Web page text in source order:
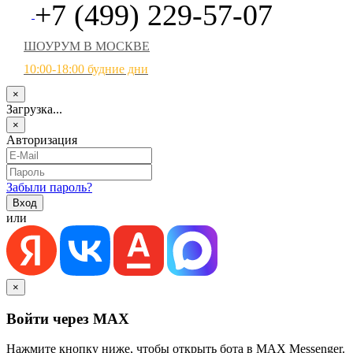
+7 (499) 229-57-07
ШОУРУМ В МОСКВЕ
10:00-18:00 будние дни
×
Загрузка...
×
Авторизация
Забыли пароль?
или
×
Войти через MAX
Нажмите кнопку ниже, чтобы открыть бота в MAX Messenger.